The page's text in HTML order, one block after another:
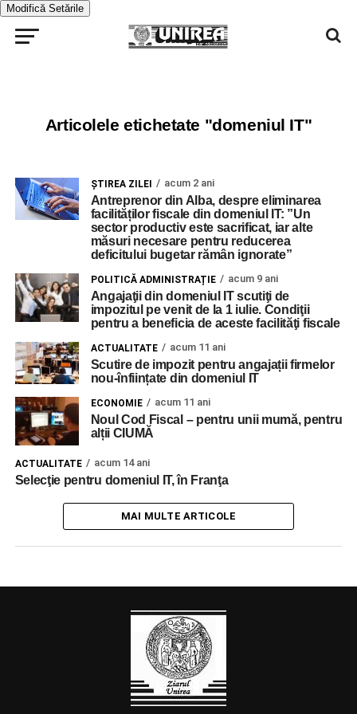
Modifică Setările
Articolele etichetate "domeniul IT"
ŞTIREA ZILEI acum 2 ani
Antreprenor din Alba, despre eliminarea
facilităților fiscale din domeniul IT: ”Un
sector productiv este sacrificat, iar alte
măsuri necesare pentru reducerea
deficitului bugetar rămân ignorate”
POLITICĂ ADMINISTRAȚIE acum 9 ani
Angajaţii din domeniul IT scutiţi de
impozitul pe venit de la 1 iulie. Condiţii
pentru a beneficia de aceste facilităţi fiscale
ACTUALITATE acum 11 ani
Scutire de impozit pentru angajații firmelor
nou-înființate din domeniul IT
ECONOMIE acum 11 ani
Noul Cod Fiscal – pentru unii mumă, pentru
alții CIUMĂ
ACTUALITATE acum 14 ani
Selecţie pentru domeniul IT, în Franţa
MAI MULTE ARTICOLE